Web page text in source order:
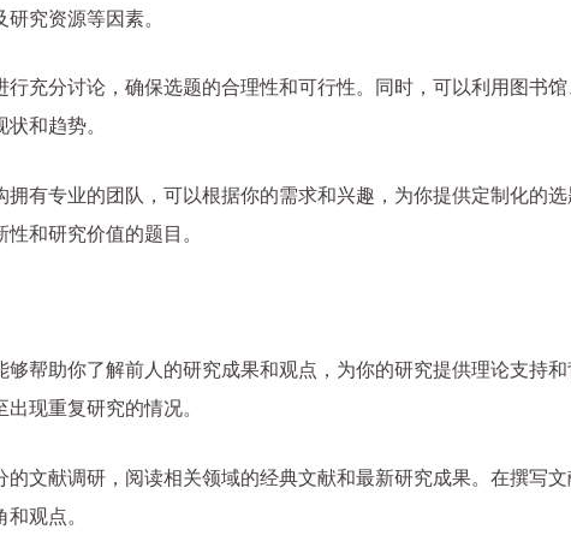
究资源等因素。
行充分讨论，确保选题的合理性和可行性。同时，可以利用图书
和趋势。
拥有专业的团队，可以根据你的需求和兴趣，为你提供定制化的
和研究价值的题目。
帮助你了解前人的研究成果和观点，为你的研究提供理论支持
现重复研究的情况。
的文献调研，阅读相关领域的经典文献和最新研究成果。在撰写
观点。